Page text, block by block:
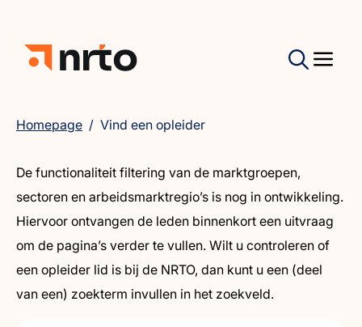
Homepage / Vind een opleider
De functionaliteit filtering van de marktgroepen,
sectoren en arbeidsmarktregio’s is nog in ontwikkeling.
Hiervoor ontvangen de leden binnenkort een uitvraag
om de pagina’s verder te vullen. Wilt u controleren of
een opleider lid is bij de NRTO, dan kunt u een (deel
van een) zoekterm invullen in het zoekveld.